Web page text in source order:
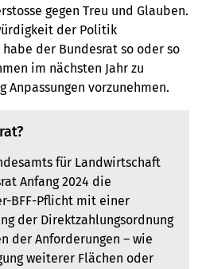
gegen Treu und Glauben.
der Politik
der Bundesrat so oder so
im nächsten Jahr zu
vorzunehmen.
für Landwirtschaft
Anfang 2024 die
BFF-Pflicht mit einer
der Direktzahlungsordnung
der Anforderungen – wie
weiterer Flächen oder